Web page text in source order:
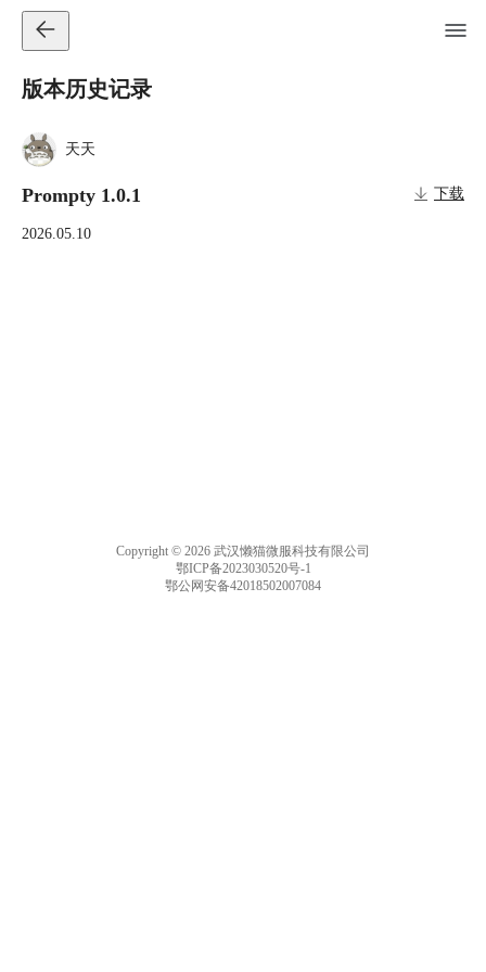
版本历史记录
天天
Prompty 1.0.1 下载
2026.05.10
Copyright © 2026 武汉懒猫微服科技有限公司
鄂ICP备2023030520号-1
鄂公网安备42018502007084